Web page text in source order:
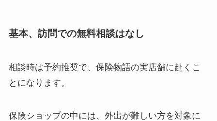
基本、訪問での無料相談はなし
相談時は予約推奨で、保険物語の実店舗に赴くこ
とになります。
保険ショップの中には、外出が難しい方を対象に